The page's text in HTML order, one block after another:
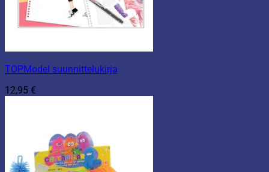
TOPModel suunnittelukirja
12,95 €